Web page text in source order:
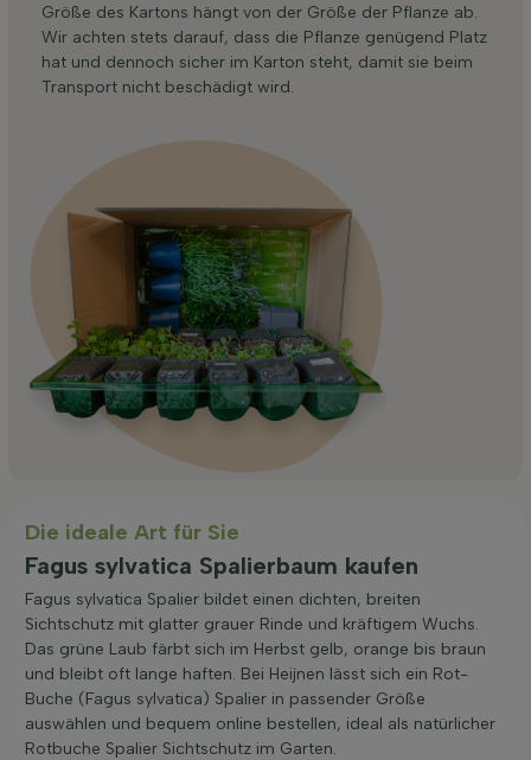
Größe des Kartons hängt von der Größe der Pflanze ab.
Wir achten stets darauf, dass die Pflanze genügend Platz
hat und dennoch sicher im Karton steht, damit sie beim
Transport nicht beschädigt wird.
Die ideale Art für Sie
Fagus sylvatica Spalierbaum kaufen
Fagus sylvatica Spalier bildet einen dichten, breiten
Sichtschutz mit glatter grauer Rinde und kräftigem Wuchs.
Das grüne Laub färbt sich im Herbst gelb, orange bis braun
und bleibt oft lange haften. Bei Heijnen lässt sich ein Rot-
Buche (Fagus sylvatica) Spalier in passender Größe
auswählen und bequem online bestellen, ideal als natürlicher
Rotbuche Spalier Sichtschutz im Garten.